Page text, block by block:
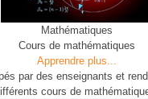
Mathématiques
Cours de mathématiques
Apprendre plus...
par des enseignants et
cours de